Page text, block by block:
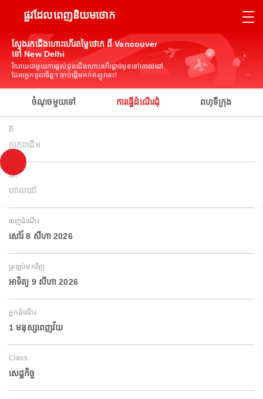
ផ្លូវដែលពេញនិយមថោក
ស្វែងរកជើងហោះហើរតម្លៃថោក ពី Vancouver
ទៅ New Delhi
រីករាយជាមួយការផ្តល់ជូនជើងហោះហើរផ្តាច់មុខទៅគោលដៅ
ដែលអ្នកចូលចិត្ត។ ចាប់ផ្តើមកក់ឥឡូវនេះ!
ចំណុចមួយទៅ ការធ្វើដំណើរជុំ ពហុទីក្រុង
ពី
ប្រភពដើម
ទៅ
គោលដៅ
ចេញដំណើរ
សៅរ៍ 8 សីហា 2026
ត្រឡប់មកវិញ
អាទិត្យ 9 សីហា 2026
អ្នកដំណើរ
1 មនុស្សពេញវ័យ
Class
សេដ្ឋកិច្ច